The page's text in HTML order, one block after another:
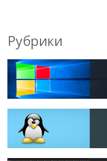
Рубрики